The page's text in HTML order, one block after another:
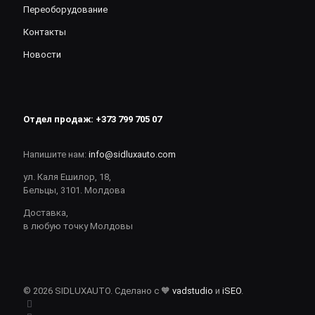
Переоборудование
Контакты
Новости
Отдел продаж: +373 799 705 07
Напишите нам: info@sidluxauto.com
ул. Каля Ешилор, 18,
Бельцы, 3101. Молдова
Доставка,
в любую точку Молдовы
© 2026 SIDLUXAUTO. Сделано с 🧡 vadstudio и iSEO